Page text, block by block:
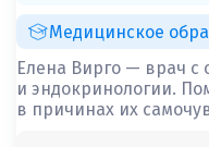
Медицинское
Елена Вирго — врач с
и эндокринологии.
в причинах их